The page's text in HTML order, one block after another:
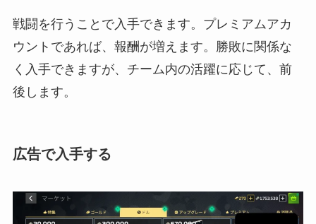
戦闘を行うことで入手できます。プレミアムアカ
ウントであれば、報酬が増えます。勝敗に関係な
く入手できますが、チーム内の活躍に応じて、前
後します。
広告で入手する